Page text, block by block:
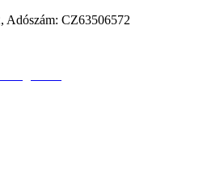
Adószám: CZ63506572